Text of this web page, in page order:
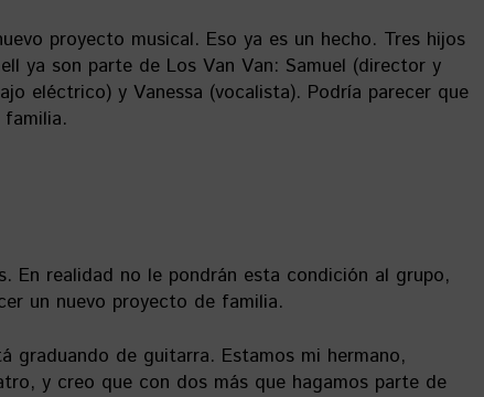
proyecto musical. Eso ya es un hecho. Tres hijos
ya son parte de Los Van Van: Samuel (director y
eléctrico) y Vanessa (vocalista). Podría parecer que
En realidad no le pondrán esta condición al grupo,
un nuevo proyecto de familia.
graduando de guitarra. Estamos mi hermano,
y creo que con dos más que hagamos parte de